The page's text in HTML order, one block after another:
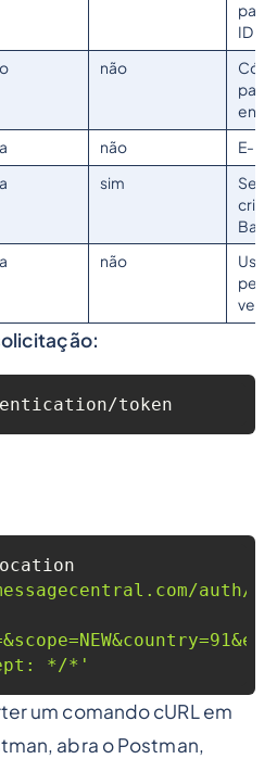
para
ID
não
para
não
E-
sim
não
Use
pela
vez
token
auth/
*/*'
um comando cURL em
abra o Postman,